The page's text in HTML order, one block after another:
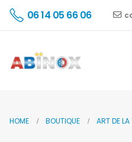
06 14 05 66 06
HOME BOUTIQUE ART DE LA